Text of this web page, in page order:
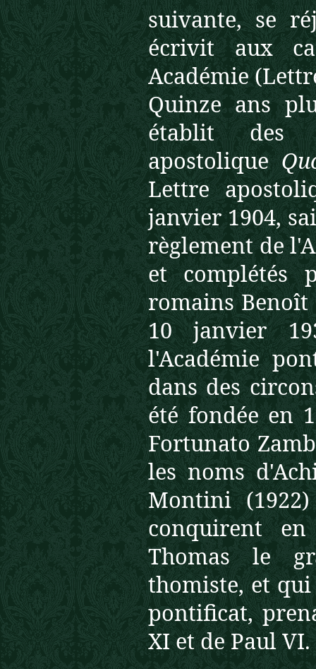
suivante, se
écrivit aux
Académie
Quinze ans
établit des
apostolique
Lettre
janvier 1904,
règlement de
et complétés
romains Benoît
10 janvier
l'Académie
dans des
été fondée en
Fortunato
les noms
Montini
conquirent
Thomas le
thomiste, et
pontificat,
XI et de Paul VI.